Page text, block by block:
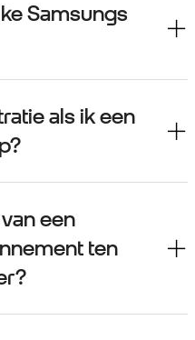
Samsungs
als ik een
een
ten